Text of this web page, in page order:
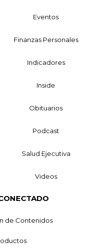
Eventos
Finanzas Personales
Indicadores
Inside
Obituarios
Podcast
Salud Ejecutiva
Videos
de Contenidos